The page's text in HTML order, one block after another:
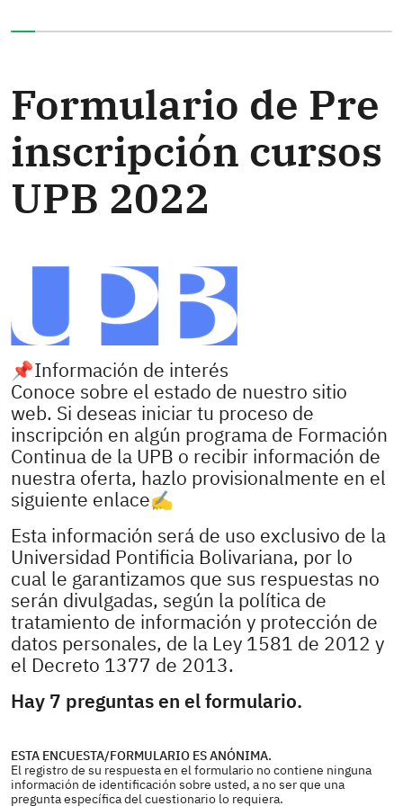
Formulario de Pre
inscripción cursos
UPB 2022
📌Información de interés
Conoce sobre el estado de nuestro sitio
web. Si deseas iniciar tu proceso de
inscripción en algún programa de Formación
Continua de la UPB o recibir información de
nuestra oferta, hazlo provisionalmente en el
siguiente enlace✍️
Esta información será de uso exclusivo de la
Universidad Pontificia Bolivariana, por lo
cual le garantizamos que sus respuestas no
serán divulgadas, según la política de
tratamiento de información y protección de
datos personales, de la Ley 1581 de 2012 y
el Decreto 1377 de 2013.
Hay 7 preguntas en el formulario.
ESTA ENCUESTA/FORMULARIO ES ANÓNIMA.
El registro de su respuesta en el formulario no contiene ninguna
información de identificación sobre usted, a no ser que una
pregunta específica del cuestionario lo requiera.